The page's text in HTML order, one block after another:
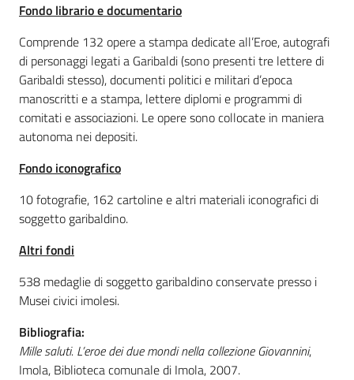
Casa
Piani
Archivio
storico
Decentrate
Patto
per
la
Seguici
su
Fondo librario e documentario
Comprende 132 opere a stampa dedicate all’Eroe, autografi
di personaggi legati a Garibaldi (sono presenti tre lettere di
Garibaldi stesso), documenti politici e militari d’epoca
manoscritti e a stampa, lettere diplomi e programmi di
comitati e associazioni. Le opere sono collocate in maniera
autonoma nei depositi.
Fondo iconografico
10 fotografie, 162 cartoline e altri materiali iconografici di
soggetto garibaldino.
Altri fondi
538 medaglie di soggetto garibaldino conservate presso i
Musei civici imolesi.
Bibliografia:
Mille saluti. L’eroe dei due mondi nella collezione Giovannini,
Imola, Biblioteca comunale di Imola, 2007.